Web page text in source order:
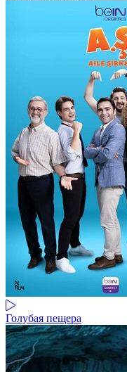
Голубая пещера